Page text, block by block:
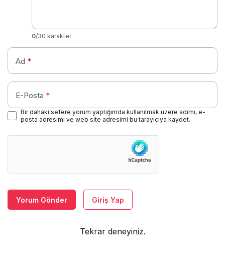
0/30 karakter
Ad *
E-Posta *
Bir dahaki sefere yorum yaptığımda kullanılmak üzere adımı, e-
posta adresimi ve web site adresimi bu tarayıcıya kaydet.
Yorum Gönder Giriş Yap
Tekrar deneyiniz.